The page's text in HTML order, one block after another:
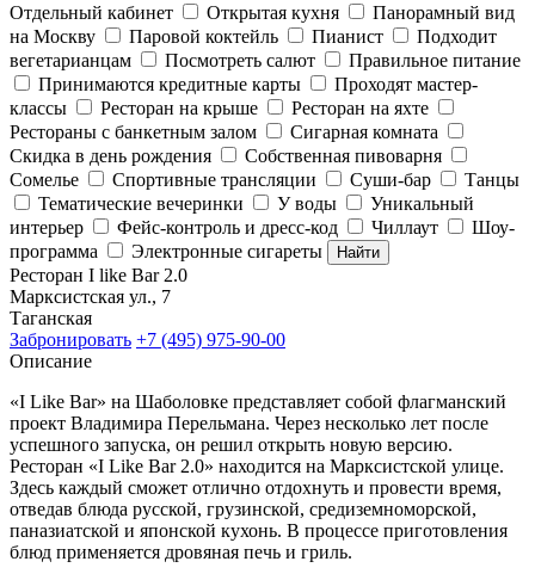
Отдельный кабинет
Открытая кухня
Панорамный вид
на Москву
Паровой коктейль Пианист
Подходит
вегетарианцам
Посмотреть салют
Правильное питание
Принимаются кредитные карты
Проходят мастер-
классы
Ресторан на крыше
Ресторан на яхте
Рестораны с банкетным залом
Сигарная комната
Скидка в день рождения
Собственная пивоварня
Сомелье
Спортивные трансляции Суши-бар
Танцы
Тематические вечеринки
У воды
Уникальный
интерьер
Фейс-контроль и дресс-код Чиллаут
Шоу-
программа
Электронные сигареты Найти
Ресторан I like Bar 2.0
Марксистская ул., 7
Таганская
Забронировать +7 (495) 975-90-00
Описание
«I Like Bar» на Шаболовке представляет собой флагманский
проект Владимира Перельмана. Через несколько лет после
успешного запуска, он решил открыть новую версию.
Ресторан «I Like Bar 2.0» находится на Марксистской улице.
Здесь каждый сможет отлично отдохнуть и провести время,
отведав блюда русской, грузинской, средиземноморской,
паназиатской и японской кухонь. В процессе приготовления
блюд применяется дровяная печь и гриль.